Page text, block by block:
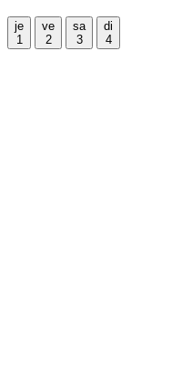
je
1
ve
2
sa
3
di
4